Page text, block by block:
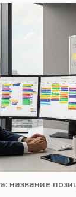
название